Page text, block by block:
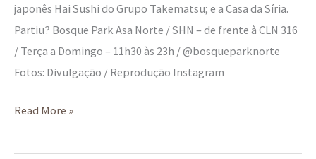
japonês Hai Sushi do Grupo Takematsu; e a Casa da Síria.
Partiu? Bosque Park Asa Norte / SHN – de frente à CLN 316
/ Terça a Domingo – 11h30 às 23h / @bosqueparknorte
Fotos: Divulgação / Reprodução Instagram
Read More »